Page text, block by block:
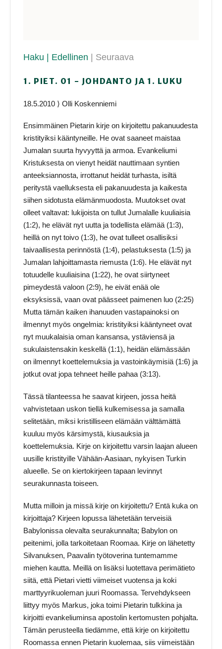
Haku | Edellinen | Seuraava
1. PIET. 01 - JOHDANTO JA 1. LUKU
18.5.2010 ⟩ Olli Koskenniemi
Ensimmäinen Pietarin kirje on kirjoitettu pakanuudesta
kristityiksi kääntyneille. He ovat saaneet maistaa
Jumalan suurta hyvyyttä ja armoa. Evankeliumi
Kristuksesta on vienyt heidät nauttimaan syntien
anteeksiannosta, irrottanut heidät turhasta, isiltä
peritystä vaelluksesta eli pakanuudesta ja kaikesta
siihen sidotusta elämänmuodosta. Muutokset ovat
olleet valtavat: lukijoista on tullut Jumalalle kuuliaisia
(1:2), he elävät nyt uutta ja todellista elämää (1:3),
heillä on nyt toivo (1:3), he ovat tulleet osallisiksi
taivaallisesta perinnöstä (1:4), pelastuksesta (1:5) ja
Jumalan lahjoittamasta riemusta (1:6). He elävät nyt
totuudelle kuuliaisina (1:22), he ovat siirtyneet
pimeydestä valoon (2:9), he eivät enää ole
eksyksissä, vaan ovat päässeet paimenen luo (2:25)
Mutta tämän kaiken ihanuuden vastapainoksi on
ilmennyt myös ongelmia: kristityiksi kääntyneet ovat
nyt muukalaisia oman kansansa, ystäviensä ja
sukulaistensakin keskellä (1:1), heidän elämässään
on ilmennyt koettelemuksia ja vastoinkäymisiä (1:6) ja
jotkut ovat jopa tehneet heille pahaa (3:13).
Tässä tilanteessa he saavat kirjeen, jossa heitä
vahvistetaan uskon tiellä kulkemisessa ja samalla
selitetään, miksi kristilliseen elämään välttämättä
kuuluu myös kärsimystä, kiusauksia ja
koettelemuksia. Kirje on kirjoitettu varsin laajan alueen
uusille kristityille Vähään-Aasiaan, nykyisen Turkin
alueelle. Se on kiertokirjeen tapaan levinnyt
seurakunnasta toiseen.
Mutta milloin ja missä kirje on kirjoitettu? Entä kuka on
kirjoittaja? Kirjeen lopussa lähetetään terveisiä
Babylonissa olevalta seurakunnalta; Babylon on
peitenimi, jolla tarkoitetaan Roomaa. Kirje on lähetetty
Silvanuksen, Paavalin työtoverina tuntemamme
miehen kautta. Meillä on lisäksi luotettava perimätieto
siitä, että Pietari vietti viimeiset vuotensa ja koki
marttyyrikuoleman juuri Roomassa. Tervehdykseen
liittyy myös Markus, joka toimi Pietarin tulkkina ja
kirjoitti evankeliuminsa apostolin kertomusten pohjalta.
Tämän perusteella tiedämme, että kirje on kirjoitettu
Roomassa ennen Pietarin kuolemaa, siis viimeistään